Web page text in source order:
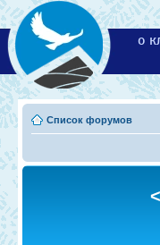
о
Список форумов